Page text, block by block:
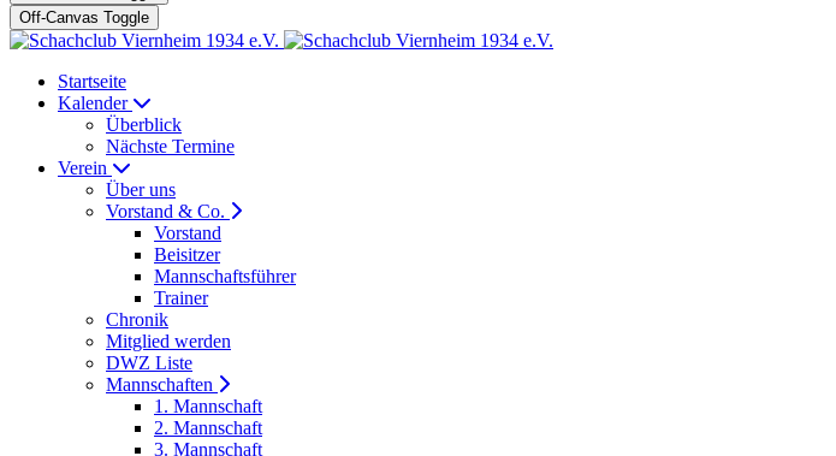
Off-Canvas Toggle
Startseite
Kalender
Überblick
Nächste Termine
Verein
Über uns
Vorstand & Co.
Vorstand
Beisitzer
Mannschaftsführer
Trainer
Chronik
Mitglied werden
DWZ Liste
Mannschaften
1. Mannschaft
2. Mannschaft
3. Mannschaft